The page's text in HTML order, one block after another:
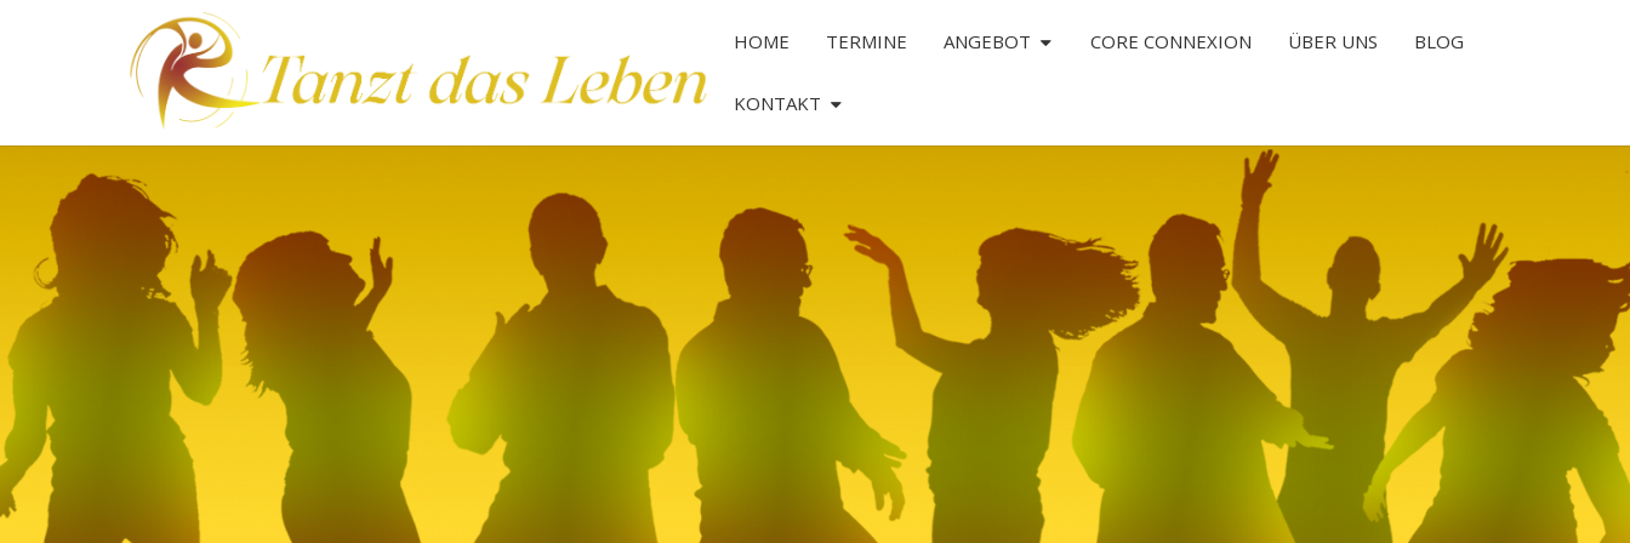
HOME TERMINE ANGEBOT CORE CONNEXION ÜBER UNS BLOG
KONTAKT
TANZT
DAS